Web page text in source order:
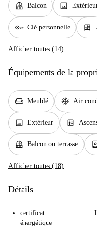
balcony Balcon image
key Clé personnelle dresser
Afficher toutes (14)
Équipements de la
chair Meublé ac_unit Air
image Extérieur elevator
balcony Balcon ou terrasse
Afficher toutes (18)
Détails
certificat
énergétique